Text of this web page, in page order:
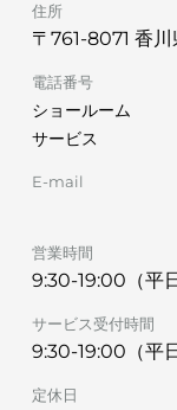
住所
〒761-8071 香
電話番号
ショールーム
サービス
E-mail
営業時間
9:30-19:00（平
サービス受付時間
9:30-19:00（平
定休日